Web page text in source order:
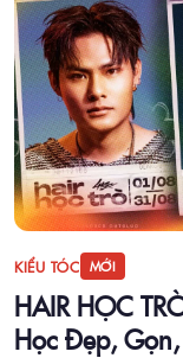
KIỂU TÓC MỚI
HAIR HỌC
Học Đẹp,